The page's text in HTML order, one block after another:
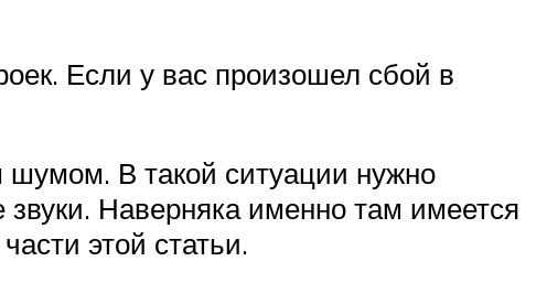
Если у вас произошел сбой в
шумом. В такой ситуации нужно
звуки. Наверняка именно там имеется
этой статьи.